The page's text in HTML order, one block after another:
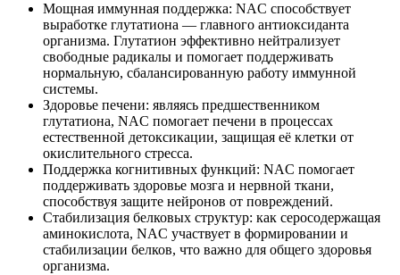
Мощная иммунная поддержка: NAC способствует
выработке глутатиона — главного антиоксиданта
организма. Глутатион эффективно нейтрализует
свободные радикалы и помогает поддерживать
нормальную, сбалансированную работу иммунной
системы.
Здоровье печени: являясь предшественником
глутатиона, NAC помогает печени в процессах
естественной детоксикации, защищая её клетки от
окислительного стресса.
Поддержка когнитивных функций: NAC помогает
поддерживать здоровье мозга и нервной ткани,
способствуя защите нейронов от повреждений.
Стабилизация белковых структур: как серосодержащая
аминокислота, NAC участвует в формировании и
стабилизации белков, что важно для общего здоровья
организма.